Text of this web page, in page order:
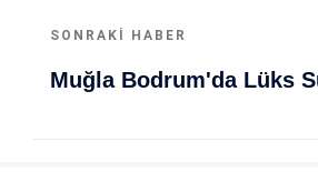
SONRAKI HABER